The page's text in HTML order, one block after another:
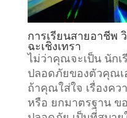
การเรียนสายอาชีพ
ฉะเชิงเทรา
ไม่ว่าคุณจะเป็น นัก
ปลอดภัยของตัวคุณเ
ถ้าคุณใส่ใจ เรื่องค
หรือ ยกมาตรฐาน ข